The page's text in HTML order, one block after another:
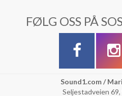
FØLG OSS PÅ
Sound1.com /
Seljestadveien